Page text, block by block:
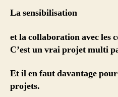
La sensibilisation
et la collaboration avec les
C’est un vrai projet multi
Et il en faut davantage
projets.